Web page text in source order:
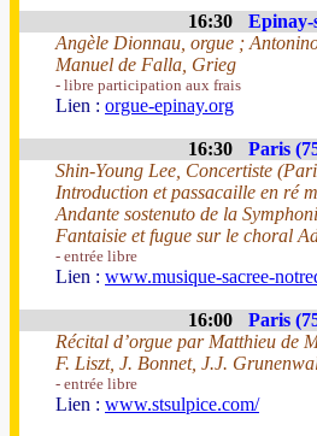
16:30 Epinay-
Angèle Dionnau, orgue ;
Manuel de Falla, Grieg
- libre participation aux frais
Lien : orgue-epinay.org
16:30 Paris
Shin-Young Lee, Concertiste
Introduction et passacaille en ré
Andante sostenuto de la
Fantaisie et fugue sur le choral
- entrée libre
Lien : www.musique-sacree-
16:00 Paris
Récital d’orgue par Matthieu de
F. Liszt, J. Bonnet, J.J.
- entrée libre
Lien : www.stsulpice.com/